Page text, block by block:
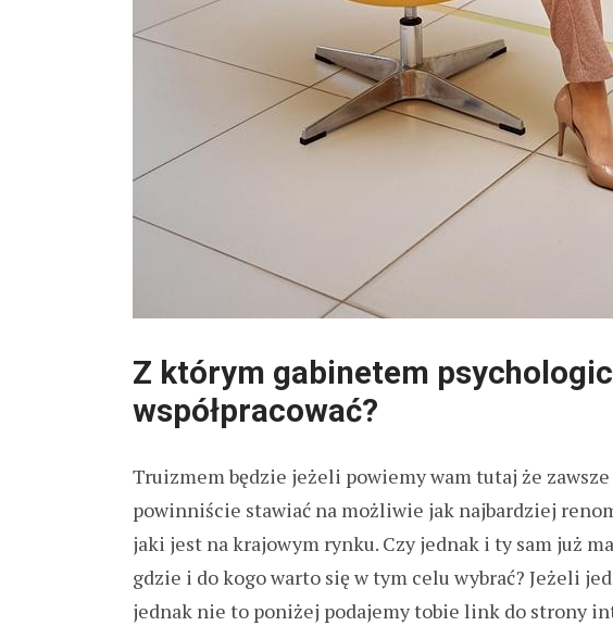
Z którym gabinetem
współpracować?
Truizmem będzie jeżeli powiemy wam tutaj że
powinniście stawiać na możliwie jak najbardziej
jaki jest na krajowym rynku. Czy jednak i ty sam już
gdzie i do kogo warto się w tym celu wybrać? Jeżeli
jednak nie to poniżej podajemy tobie link do strony